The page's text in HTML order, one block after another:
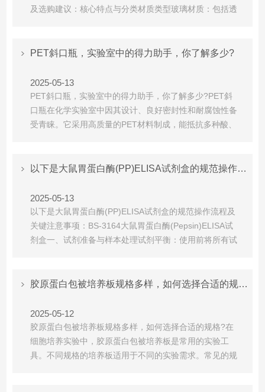
及选购建议：核心特点与分类‌材质类型‌玻璃材质‌：包括透
规格‌常见容量：2mL(适配安捷伦5182-0714等型号)、
PET斜口瓶，实验室中的得力助手，你了解多少?
2025-05-13
PET斜口瓶，实验室中的得力助手，你了解多少?PET斜
口瓶在化学实验室中因其设计、良好密封性和耐腐蚀性备
受青睐。它采用高质量的PET材料制成，能抵抗多种酸、
性，使得其在工业、医疗、食品等多个领域都有广泛应
以下是大鼠胃蛋白酶(PP)ELISA试剂盒的规范操作流程及关键注意事项
2025-05-13
以下是‌大鼠胃蛋白酶(PP)ELISA试剂盒‌的规范操作流程及
关键注意事项：BS-3164大鼠胃蛋白酶(Pepsin)ELISA试
剂盒一、试剂准备与样本处理‌试剂平衡‌：使用前将所有试
100ng/mL起始浓度)，静置10分钟后混匀，再梯度稀释为 胶原蛋白包被培养板规格多样，如何选择合适的规格?
2025-05-12
胶原蛋白包被培养板规格多样，如何选择合适的规格?在
细胞培养实验中，胶原蛋白包被培养板是常用的实验工
具。不同规格的培养板适用于不同的实验需求。常见的规